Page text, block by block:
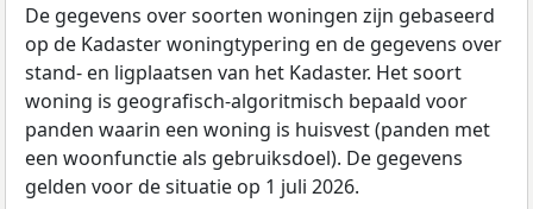
De gegevens over soorten woningen zijn gebaseerd
op de Kadaster woningtypering en de gegevens over
stand- en ligplaatsen van het Kadaster. Het soort
woning is geografisch-algoritmisch bepaald voor
panden waarin een woning is huisvest (panden met
een woonfunctie als gebruiksdoel). De gegevens
gelden voor de situatie op 1 juli 2026.